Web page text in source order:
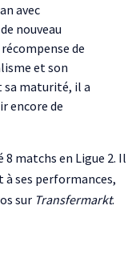
avec
nouveau
de
et son
sa maturité, il a
encore de
matchs en Ligue 2. Il
à ses performances,
sur Transfermarkt.